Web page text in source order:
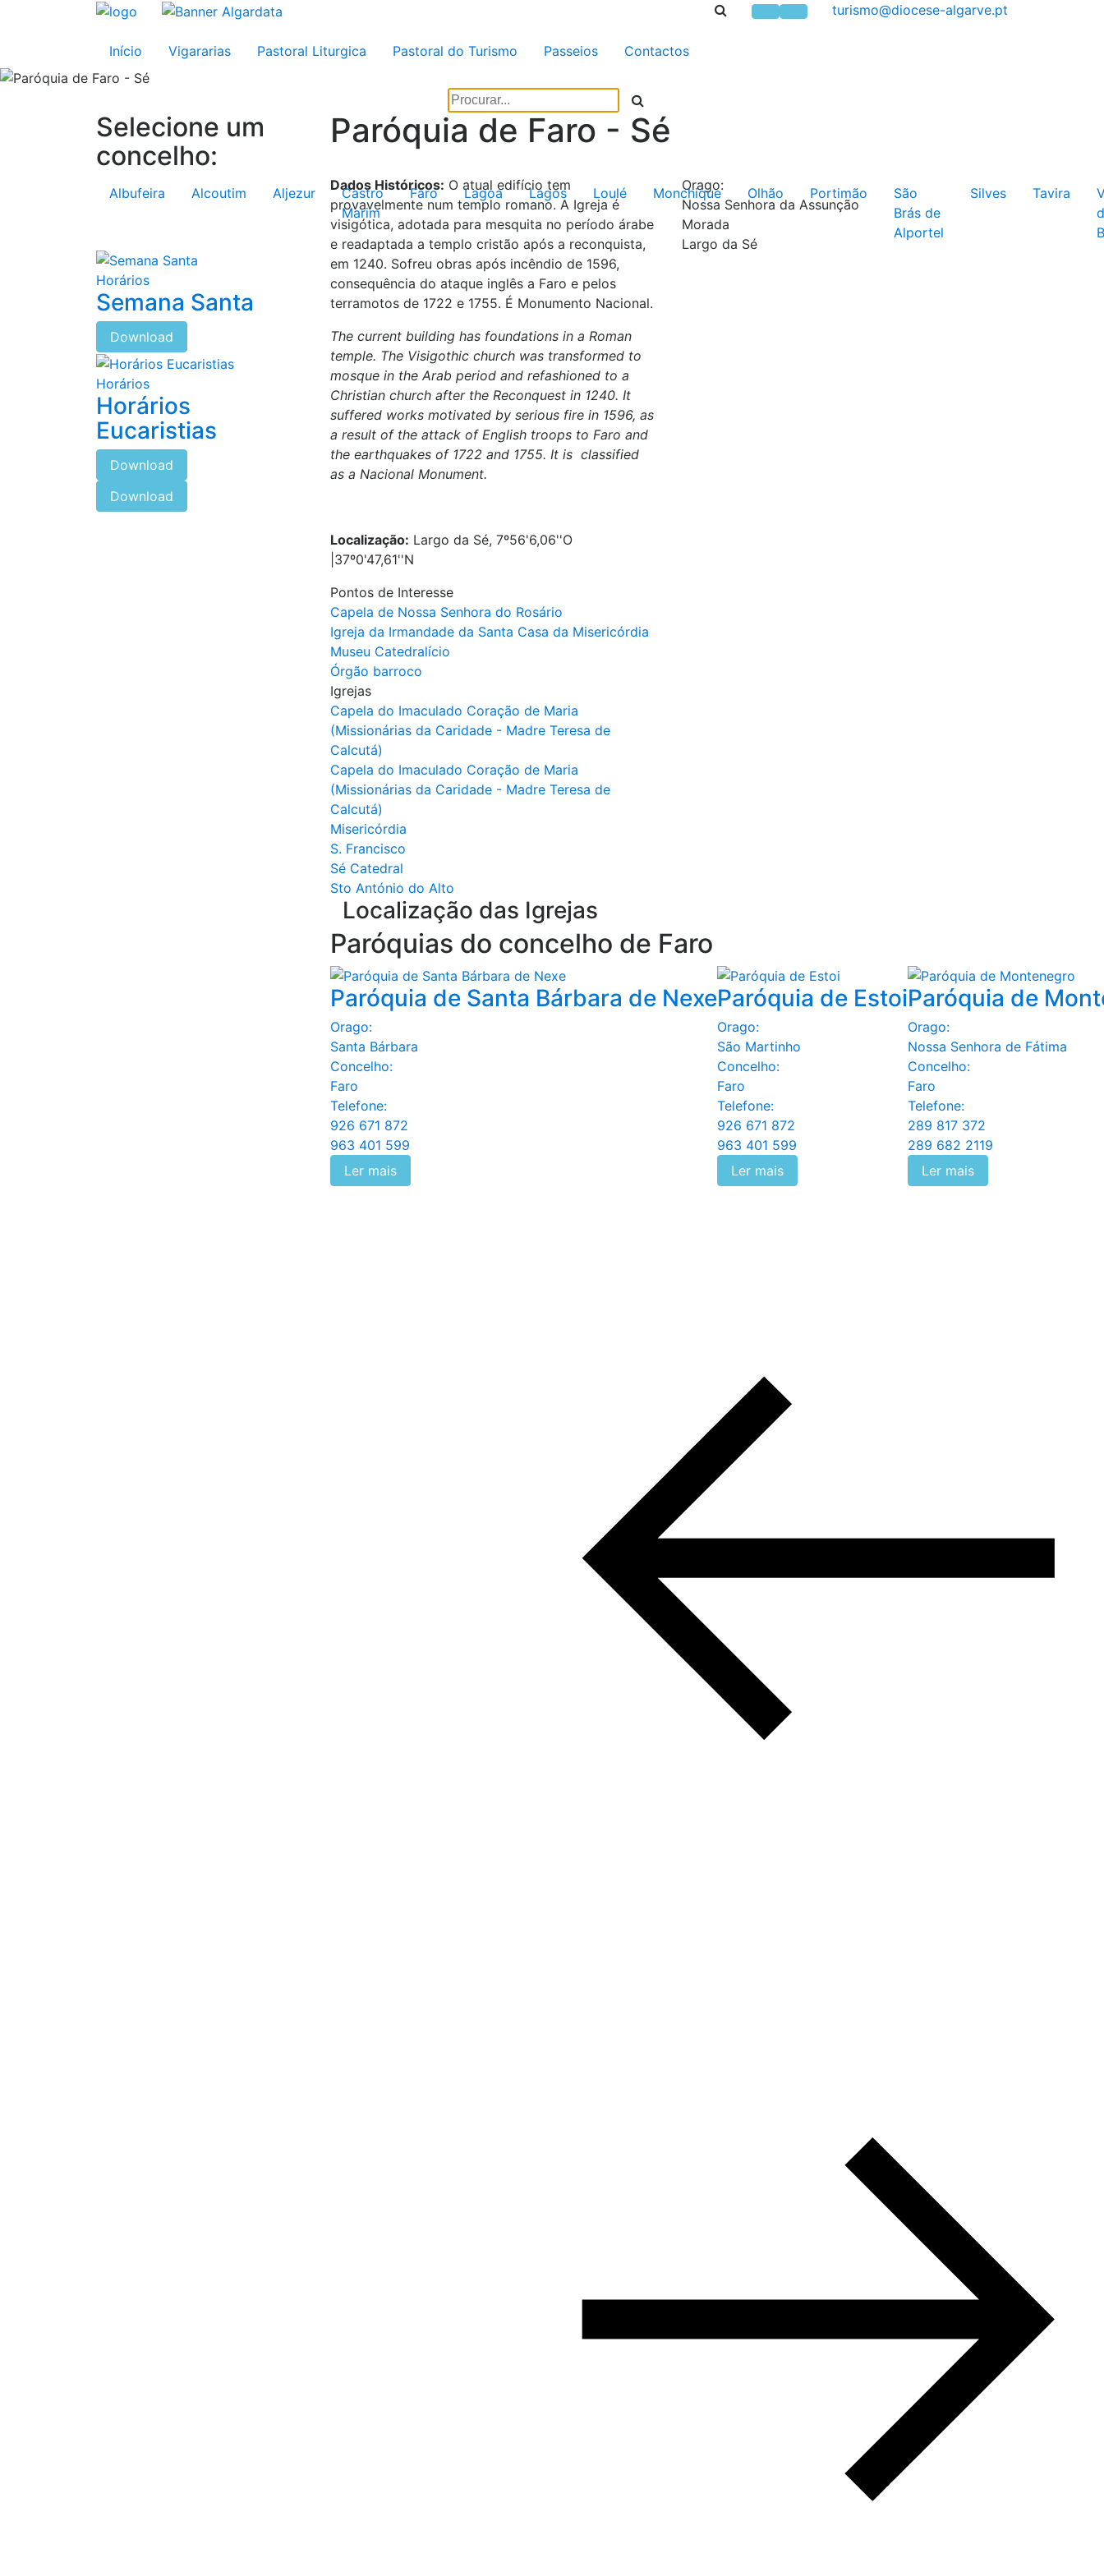
Início Vigararias Pastoral Liturgica Pastoral do Turismo Passeios Contactos
Paróquia de Faro - Sé
Dados Históricos: O atual edifício tem
provavelmente num templo romano. A Igreja é
visigótica, adotada para mesquita no período árabe
e readaptada a templo cristão após a reconquista,
em 1240. Sofreu obras após incêndio de 1596,
consequência do ataque inglês a Faro e pelos
terramotos de 1722 e 1755. É Monumento Nacional.
The current building has foundations in a Roman
temple. The Visigothic church was transformed to
mosque in the Arab period and refashioned to a
Christian church after the Reconquest in 1240. It
suffered works motivated by serious fire in 1596, as
a result of the attack of English troops to Faro and
the earthquakes of 1722 and 1755. It is classified
as a Nacional Monument.
Localização: Largo da Sé, 7º56'6,06''O
|37º0'47,61''N
Pontos de Interesse
Capela de Nossa Senhora do Rosário
Igreja da Irmandade da Santa Casa da Misericórdia
Museu Catedralício
Órgão barroco
Igrejas
Capela do Imaculado Coração de Maria
(Missionárias da Caridade - Madre Teresa de
Calcutá)
Capela do Imaculado Coração de Maria
(Missionárias da Caridade - Madre Teresa de
Calcutá)
Misericórdia
S. Francisco
Sé Catedral
Sto António do Alto
Orago:
Nossa Senhora da Assunção
Morada
Largo da Sé
Localização das Igrejas
Paróquias do concelho de Faro
Paróquia de Santa Bárbara de Nexe
Orago:
Santa Bárbara
Concelho:
Faro
Telefone:
926 671 872
963 401 599
Ler mais
Paróquia de Estoi
Orago:
São Martinho
Concelho:
Faro
Telefone:
926 671 872
963 401 599
Ler mais
Paróquia de
Orago:
Nossa Senhora de Fátima
Concelho:
Faro
Telefone:
289 817 372
289 682 2119
Ler mais
Selecione um
concelho:
Albufeira Alcoutim Aljezur
Castro
Marim
Faro Lagoa Lagos Loulé Monchique Olhão Portimão
São
Brás de
Alportel
Silves Tavira
Horários
Semana Santa
Download
Horários
Horários
Eucaristias
Download
Download